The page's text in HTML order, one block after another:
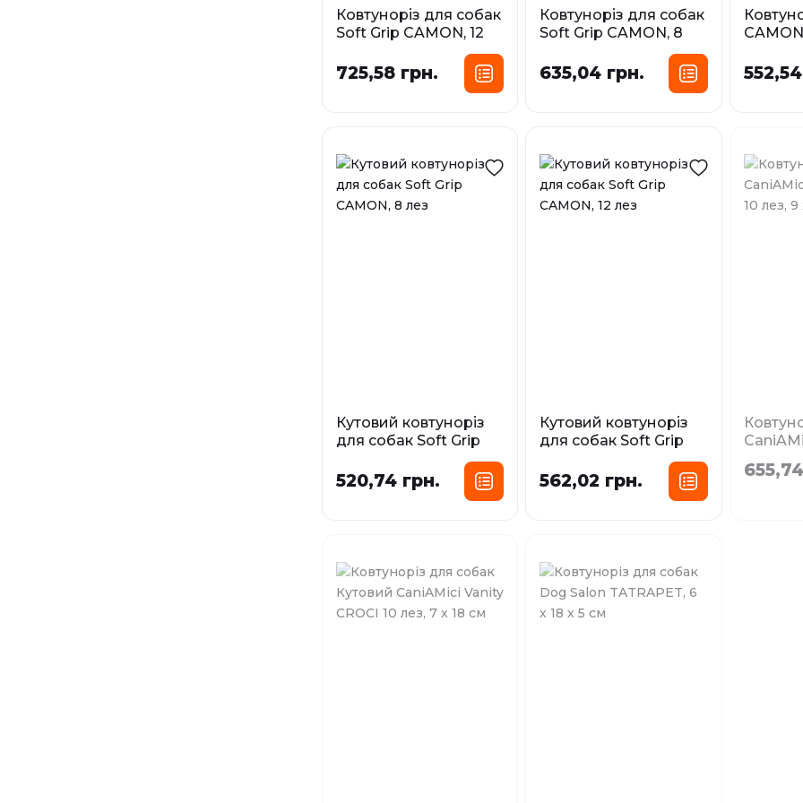
Ковтуноріз для собак
Soft Grip CAMON, 12
У наявності
725,58 грн.
Ковтуноріз для собак
Soft Grip CAMON, 8
У наявності
635,04 грн.
Кутовий ковтуноріз
для собак Soft Grip
У наявності
520,74 грн.
Кутовий ковтуноріз
для собак Soft Grip
У наявності
562,02 грн.
см